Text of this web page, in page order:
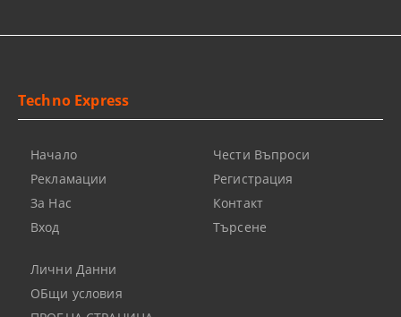
Techno Express
Начало
Рекламации
За Нас
Вход
Чести Въпроси
Регистрация
Контакт
Търсене
Лични Данни
ОБщи условия